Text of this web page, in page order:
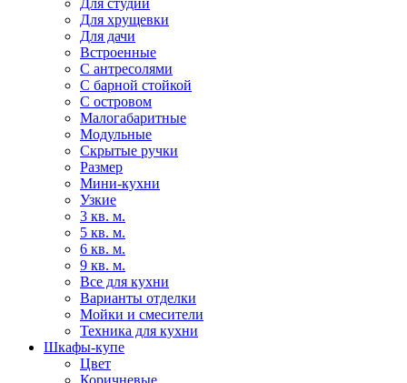
Для студии
Для хрущевки
Для дачи
Встроенные
С антресолями
С барной стойкой
С островом
Малогабаритные
Модульные
Скрытые ручки
Размер
Мини-кухни
Узкие
3 кв. м.
5 кв. м.
6 кв. м.
9 кв. м.
Все для кухни
Варианты отделки
Мойки и смесители
Техника для кухни
Шкафы-купе
Цвет
Коричневые